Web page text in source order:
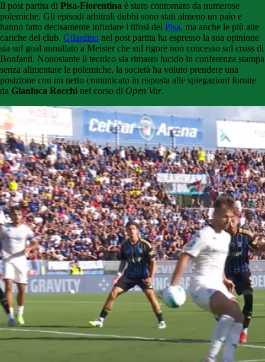
Il post partita di Pisa-Fiorentina è stato contornato da numerose
polemiche. Gli episodi arbitrali dubbi sono stati almeno un paio e
hanno fatto decisamente infuriare i tifosi del Pisa, ma anche le più alte
cariche del club. Gilardino nel post partita ha espresso la sua opinione
sia sul goal annullato a Meister che sul rigore non concesso sul cross di
Bonfanti. Nonostante il tecnico sia rimasto lucido in conferenza stampa
senza alimentare le polemiche, la società ha voluto prendere una
posizione con un netto comunicato in risposta alle spiegazioni fornite
da Gianluca Rocchi nel corso di Open Var.